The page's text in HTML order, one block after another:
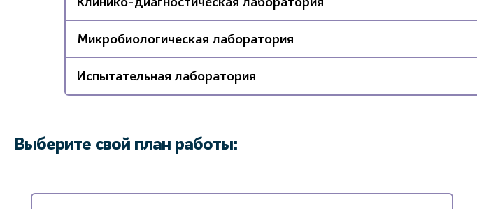
Микробиологическая лаборатория
Испытательная лаборатория
Выберите свой план работы: